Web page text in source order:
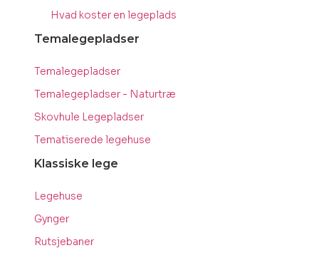
Hvad koster en legeplads
Temalegepladser
Temalegepladser
Temalegepladser - Naturtræ
Skovhule Legepladser
Tematiserede legehuse
Klassiske lege
Legehuse
Gynger
Rutsjebaner